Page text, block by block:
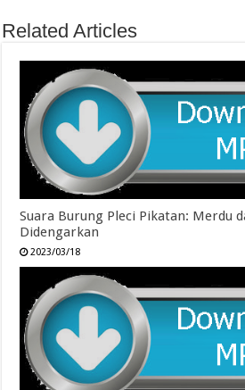
Related Articles
Suara Burung Pleci Pikatan: Merdu
Didengarkan
2023/03/18